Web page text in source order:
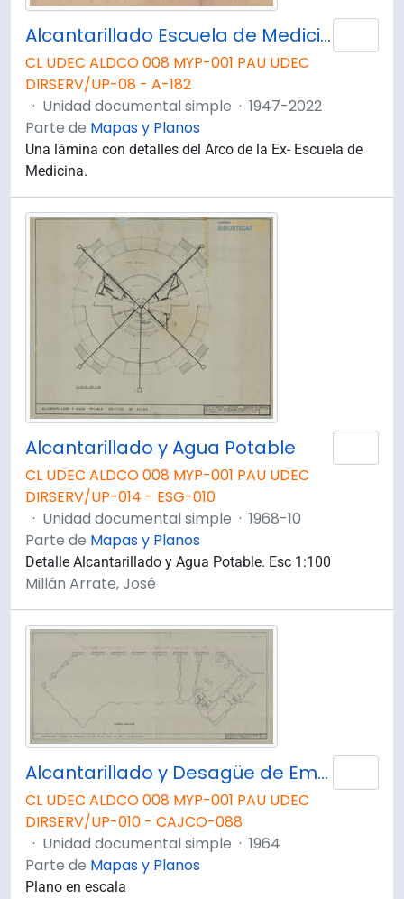
Alcantarillado Escuela de Medicina. Planta Zócalo.
CL UDEC ALDCO 008 MYP-001 PAU UDEC
DIRSERV/UP-08 - A-182
· Unidad documental simple · 1947-2022
Parte de Mapas y Planos
Una lámina con detalles del Arco de la Ex- Escuela de
Medicina.
Alcantarillado y Agua Potable
CL UDEC ALDCO 008 MYP-001 PAU UDEC
DIRSERV/UP-014 - ESG-010
· Unidad documental simple · 1968-10
Parte de Mapas y Planos
Detalle Alcantarillado y Agua Potable. Esc 1:100
Millán Arrate, José
Alcantarillado y Desagüe de Emergencia en piso Zócalo Casa del Arte (Edificio Antiguo) Plano AA-56
CL UDEC ALDCO 008 MYP-001 PAU UDEC
DIRSERV/UP-010 - CAJCO-088
· Unidad documental simple · 1964
Parte de Mapas y Planos
Plano en escala